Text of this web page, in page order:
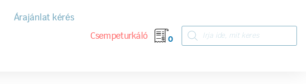
Árajánlat kérés
Csempeturkáló 0